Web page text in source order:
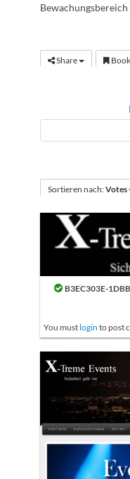
Share
Sortieren nach:Votes
B3EC303E-
You must login to post